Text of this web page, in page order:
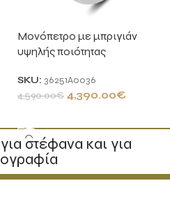
Μονόπετρο με μπριγιάν
υψηλής ποιότητας
SKU: 36251A0036
4,590.00€ 4,390.00€
στέφανα και για